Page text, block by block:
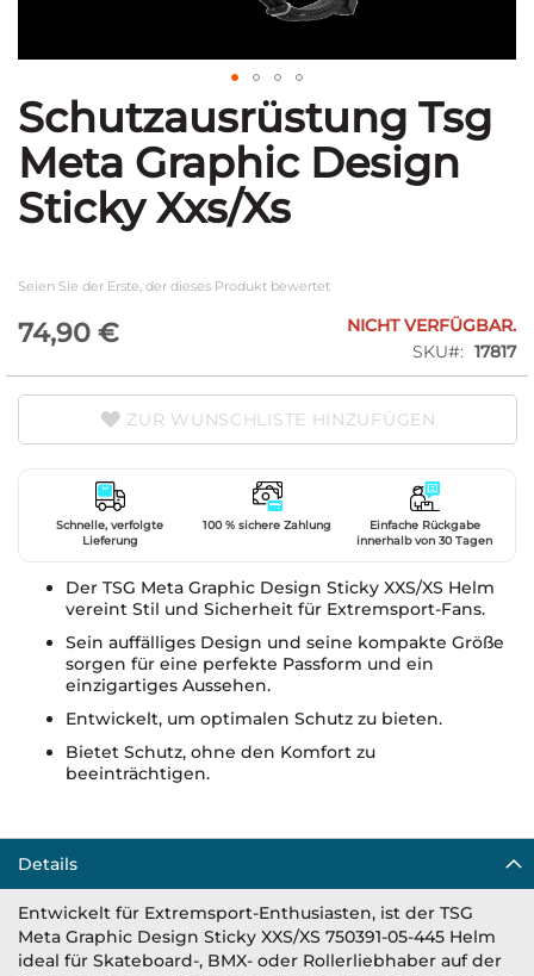
Zum
Anfang
der
Bildgalerie
springen
Schutzausrüstung Tsg
Meta Graphic Design
Sticky Xxs/Xs
Seien Sie der Erste, der dieses Produkt bewertet
74,90 €
NICHT VERFÜGBAR.
SKU
17817
ZUR WUNSCHLISTE HINZUFÜGEN
Schnelle, verfolgte
Lieferung
100 % sichere Zahlung
Einfache Rückgabe
innerhalb von 30 Tagen
Der TSG Meta Graphic Design Sticky XXS/XS Helm
vereint Stil und Sicherheit für Extremsport-Fans.
Sein auffälliges Design und seine kompakte Größe
sorgen für eine perfekte Passform und ein
einzigartiges Aussehen.
Entwickelt, um optimalen Schutz zu bieten.
Bietet Schutz, ohne den Komfort zu
beeinträchtigen.
Details
Entwickelt für Extremsport-Enthusiasten, ist der TSG
Meta Graphic Design Sticky XXS/XS 750391-05-445 Helm
ideal für Skateboard-, BMX- oder Rollerliebhaber auf der